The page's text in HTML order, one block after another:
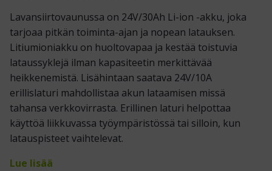
Lavansiirtovaunussa on 24V/30Ah Li-ion -akku, joka
tarjoaa pitkän toiminta-ajan ja nopean latauksen.
Litiumioniakku on huoltovapaa ja kestää toistuvia
lataussyklejä ilman kapasiteetin merkittävää
heikkenemistä. Lisähintaan saatava 24V/10A
erillislaturi mahdollistaa akun lataamisen missä
tahansa verkkovirrasta. Erillinen laturi helpottaa
käyttöä liikkuvassa työympäristössä tai silloin, kun
latauspisteet vaihtelevat.
Lue lisää